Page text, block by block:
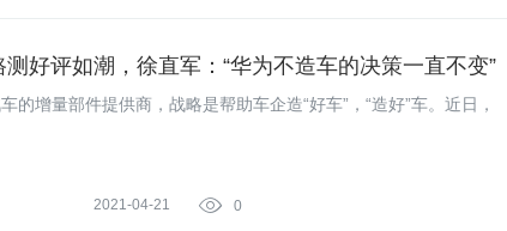
好评如潮，徐直军：“华为不造车的决策一直不变”
的增量部件提供商，战略是帮助车企造“好车”，“造好”车。近日，
2021-04-21  0